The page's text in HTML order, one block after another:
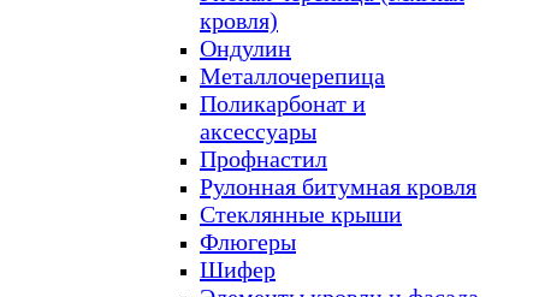
кровля)
Ондулин
Металлочерепица
Поликарбонат и
аксессуары
Профнастил
Рулонная битумная кровля
Стеклянные крыши
Флюгеры
Шифер